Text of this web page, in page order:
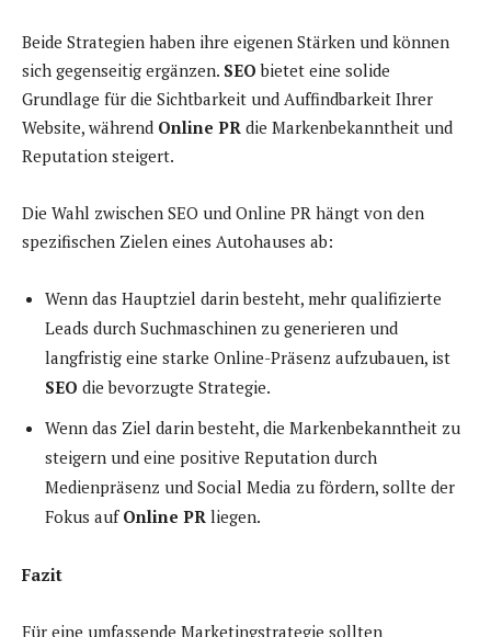
Beide Strategien haben ihre eigenen Stärken und können
sich gegenseitig ergänzen. SEO bietet eine solide
Grundlage für die Sichtbarkeit und Auffindbarkeit Ihrer
Website, während Online PR die Markenbekanntheit und
Reputation steigert.
Die Wahl zwischen SEO und Online PR hängt von den
spezifischen Zielen eines Autohauses ab:
Wenn das Hauptziel darin besteht, mehr qualifizierte
Leads durch Suchmaschinen zu generieren und
langfristig eine starke Online-Präsenz aufzubauen, ist
SEO die bevorzugte Strategie.
Wenn das Ziel darin besteht, die Markenbekanntheit zu
steigern und eine positive Reputation durch
Medienpräsenz und Social Media zu fördern, sollte der
Fokus auf Online PR liegen.
Fazit
Für eine umfassende Marketingstrategie sollten